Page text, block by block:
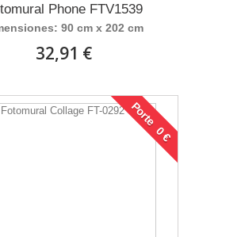
Phone FTV1539
90 cm x 202 cm
32,91 €
Porte 0 €